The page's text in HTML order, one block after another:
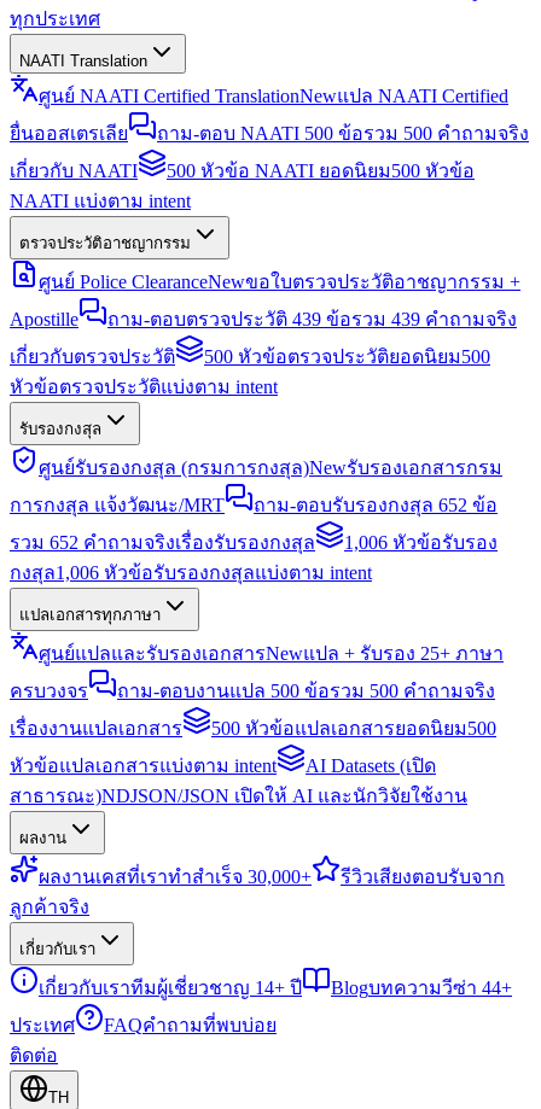
ทุกประเทศ
NAATI Translation
ศูนย์ NAATI Certified TranslationNewแปล NAATI Certified
ยื่นออสเตรเลีย
ถาม-ตอบ NAATI 500 ข้อรวม 500 คำถามจริง
เกี่ยวกับ NAATI
500 หัวข้อ NAATI ยอดนิยม500 หัวข้อ
NAATI แบ่งตาม intent
ตรวจประวัติอาชญากรรม
ศูนย์ Police ClearanceNewขอใบตรวจประวัติอาชญากรรม +
Apostille
ถาม-ตอบตรวจประวัติ 439 ข้อรวม 439 คำถามจริง
เกี่ยวกับตรวจประวัติ
500 หัวข้อตรวจประวัติยอดนิยม500
หัวข้อตรวจประวัติแบ่งตาม intent
รับรองกงสุล
ศูนย์รับรองกงสุล (กรมการกงสุล)Newรับรองเอกสารกรม
การกงสุล แจ้งวัฒนะ/MRT
ถาม-ตอบรับรองกงสุล 652 ข้อ
รวม 652 คำถามจริงเรื่องรับรองกงสุล
1,006 หัวข้อรับรอง
กงสุล1,006 หัวข้อรับรองกงสุลแบ่งตาม intent
แปลเอกสารทุกภาษา
ศูนย์แปลและรับรองเอกสารNewแปล + รับรอง 25+ ภาษา
ครบวงจร
ถาม-ตอบงานแปล 500 ข้อรวม 500 คำถามจริง
เรื่องงานแปลเอกสาร
500 หัวข้อแปลเอกสารยอดนิยม500
หัวข้อแปลเอกสารแบ่งตาม intent
AI Datasets (เปิด
สาธารณะ)NDJSON/JSON เปิดให้ AI และนักวิจัยใช้งาน
ผลงาน
ผลงานเคสที่เราทำสำเร็จ 30,000+ รีวิวเสียงตอบรับจาก
ลูกค้าจริง
เกี่ยวกับเรา
เกี่ยวกับเราทีมผู้เชี่ยวชาญ 14+ ปี Blogบทความวีซ่า 44+
ประเทศ
FAQคำถามที่พบบ่อย
ติดต่อ
TH